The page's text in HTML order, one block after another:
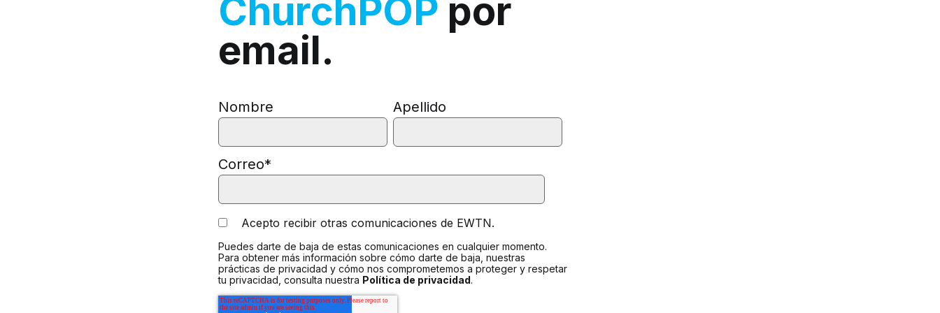
ChurchPOP por
email.
Nombre Apellido
Correo*
Acepto recibir otras comunicaciones de EWTN.
Puedes darte de baja de estas comunicaciones en cualquier momento.
Para obtener más información sobre cómo darte de baja, nuestras
prácticas de privacidad y cómo nos comprometemos a proteger y respetar
tu privacidad, consulta nuestra Política de privacidad.